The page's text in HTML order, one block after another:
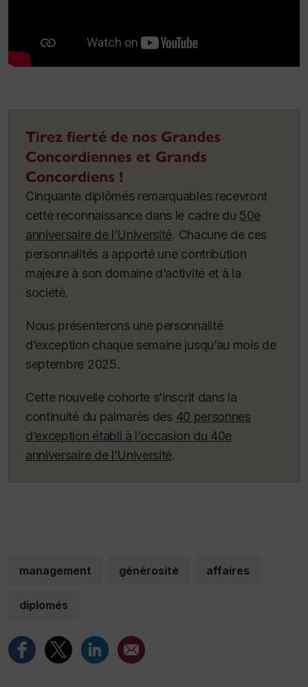
Tirez fierté de nos Grandes
Concordiennes et Grands
Concordiens !
Cinquante diplômés remarquables recevront
cette reconnaissance dans le cadre du 50e
anniversaire de l’Université. Chacune de ces
personnalités a apporté une contribution
majeure à son domaine d’activité et à la
société.
Nous présenterons une personnalité
d’exception chaque semaine jusqu’au mois de
septembre 2025.
Cette nouvelle cohorte s’inscrit dans la
continuité du palmarès des 40 personnes
d’exception établi à l’occasion du 40e
anniversaire de l’Université.
management générosité affaires
diplomés